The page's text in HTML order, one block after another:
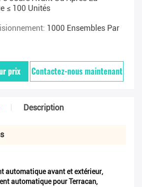
≤ 100 Unités
1000 Ensembles Par
prix Contactez-nous maintenant
Description
automatique avant et extérieur,
automatique pour Terracan,